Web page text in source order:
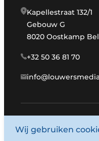
Kapellestraat 132/1
Gebouw G
8020 Oostkamp
+32 50 36 81 70
Wij gebruiken